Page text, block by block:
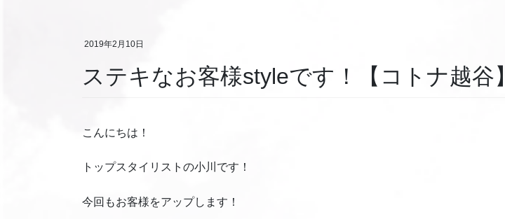
2019年2月10日
ステキなお客様styleです！【コトナ越谷】
こんにちは！
トップスタイリストの小川です！
今回もお客様をアップします！